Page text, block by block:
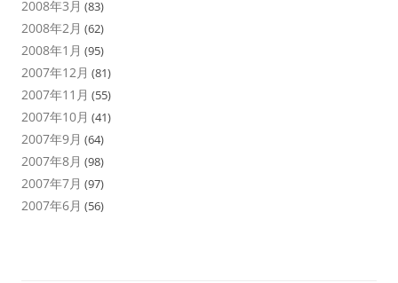
2008年3月 (83)
2008年2月 (62)
2008年1月 (95)
2007年12月 (81)
2007年11月 (55)
2007年10月 (41)
2007年9月 (64)
2007年8月 (98)
2007年7月 (97)
2007年6月 (56)